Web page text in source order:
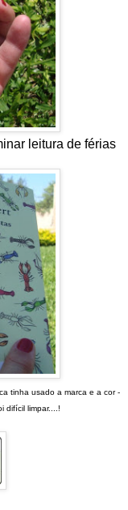
leitura de férias
tinha usado a marca e a cor -
difícil limpar....!